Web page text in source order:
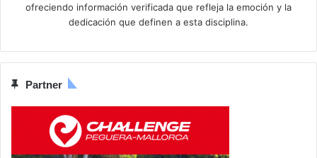
ofreciendo información verificada que refleja la emoción y la
dedicación que definen a esta disciplina.
Partner